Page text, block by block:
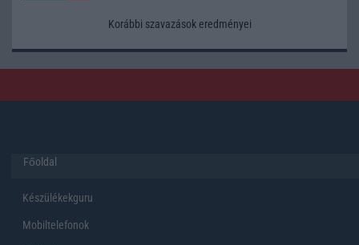
Korábbi szavazások eredményei
Főoldal
Készülékekguru
Mobiltelefonok